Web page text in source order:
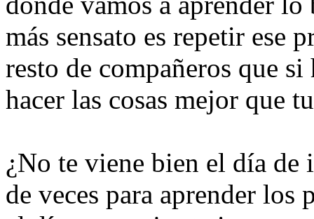
más sensato es repetir ese
resto de compañeros que
hacer las cosas mejor que
¿No te viene bien el día de
de veces para aprender los